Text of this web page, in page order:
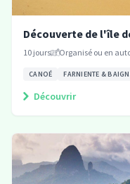
Découverte de l'île
10 jours Organisé ou en
CANOÉ FARNIENTE &
Découvrir